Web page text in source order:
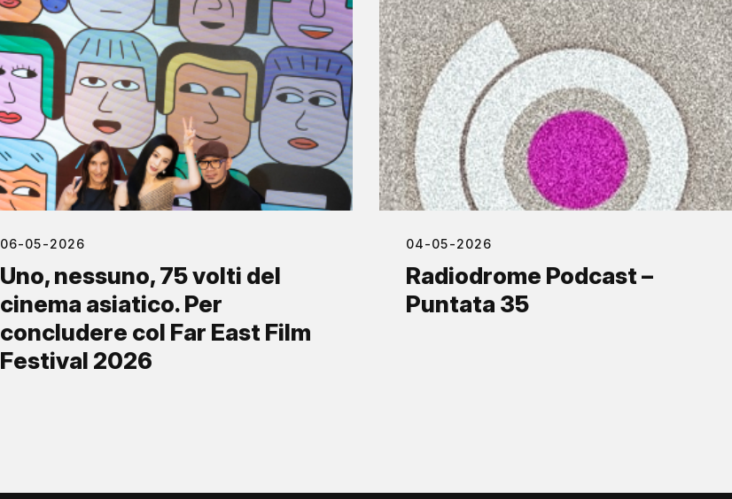
06-05-2026
Uno, nessuno, 75 volti del
cinema asiatico. Per
concludere col Far East Film
Festival 2026
04-05-2026
Radiodrome Podcast –
Puntata 35